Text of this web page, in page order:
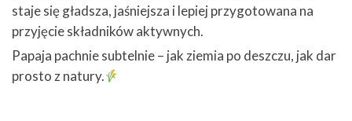
staje się gładsza, jaśniejsza i lepiej przygotowana na
przyjęcie składników aktywnych.
Papaja pachnie subtelnie – jak ziemia po deszczu, jak dar
prosto z natury.